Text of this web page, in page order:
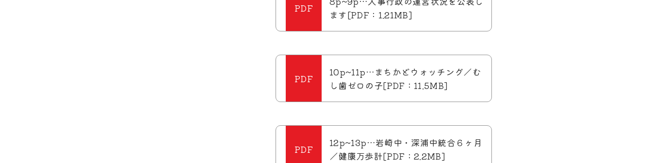
ます[PDF：1.21MB]
10p~11p…まちかどウォッチング／む
し歯ゼロの子[PDF：11.5MB]
12p~13p…岩崎中・深浦中統合６ヶ月
／健康万歩計[PDF：2.2MB]